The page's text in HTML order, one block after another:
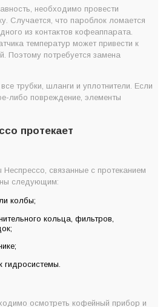
необходимо провести
Случается, что пароблок ломается
из контактов кофеаппарата.
температур может привести к
Поэтому потребуется замена
трубки, шланги и уплотнители. Если
либо повреждение, элементы
протекает
связанные с протеканием
следующим:
колбы;
кольца, фильтров,
осмотреть кофейный прибор и